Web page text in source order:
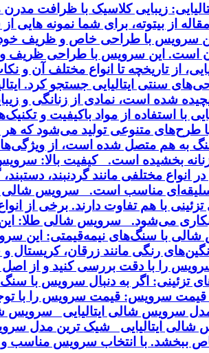
زیبایی کلاسیک با ظرافت
از بیتوته، برای شما نمونه
سرویس با طراحی خاص و ظریف خود،
است. این سرویس با طراحی ظریف و
از تاریخچه تا انواع مختلف آن
سنتی ایتالیایی جستجو کرد.
شده است، نمادی از زنانگی و
با استفاده از مواد باکیفیت و
و با طرح‌های متنوعی تولید می‌شود
به هم متصل شده است، از
بخشیده است. کیفیت بالا: سرویس
مختلفی مانند گردنبند،
مناسب است. سرویس شالی
با سنگ‌های نیمه‌قیمتی: این
رنگی مانند زرقان،
را با دقت بررسی کنید و از
اگر به دنبال سرویس با
قیمت سرویس: قیمت سرویس را با
سرویس شالی ایتالیایی
شالی ایتالیایی شیک ترین مدل
ببخشد. با انتخاب سرویس مناسب